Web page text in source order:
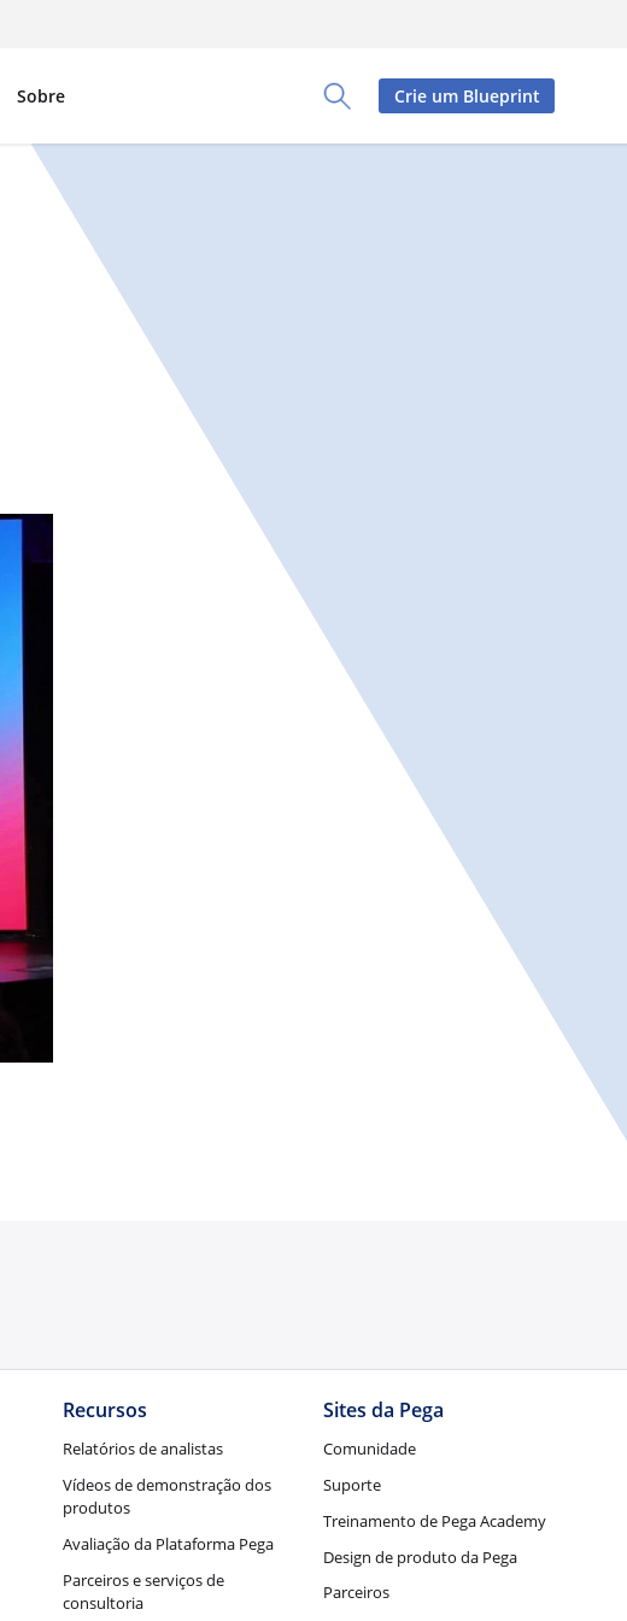
Toggle Search Panel
Sobre Crie um Blueprint
Recursos
Relatórios de analistas
Vídeos de demonstração dos
produtos
Avaliação da Plataforma Pega
Parceiros e serviços de
consultoria
Sites da Pega
Comunidade
Suporte
Treinamento de Pega Academy
Design de produto da Pega
Parceiros